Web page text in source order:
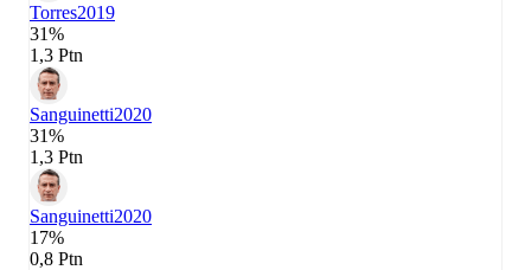
Torres2019
31%
1,3 Ptn
Sanguinetti2020
31%
1,3 Ptn
Sanguinetti2020
17%
0,8 Ptn